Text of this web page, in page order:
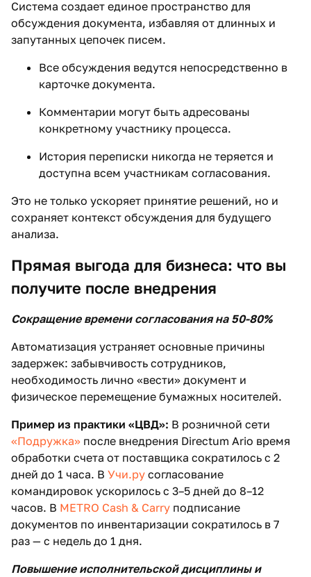
Система создает единое пространство для
обсуждения документа, избавляя от длинных и
запутанных цепочек писем.
Все обсуждения ведутся непосредственно в
карточке документа.
Комментарии могут быть адресованы
конкретному участнику процесса.
История переписки никогда не теряется и
доступна всем участникам согласования.
Это не только ускоряет принятие решений, но и
сохраняет контекст обсуждения для будущего
анализа.
Прямая выгода для бизнеса: что вы
получите после внедрения
Сокращение времени согласования на 50-80%
Автоматизация устраняет основные причины
задержек: забывчивость сотрудников,
необходимость лично «вести» документ и
физическое перемещение бумажных носителей.
Пример из практики «ЦВД»: В розничной сети
«Подружка» после внедрения Directum Ario время
обработки счета от поставщика сократилось с 2
дней до 1 часа. В Учи.ру согласование
командировок ускорилось с 3–5 дней до 8–12
часов. В METRO Cash & Carry подписание
документов по инвентаризации сократилось в 7
раз — с недель до 1 дня.
Повышение исполнительской дисциплины и